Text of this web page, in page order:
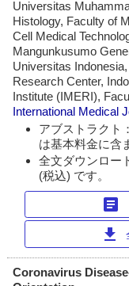
Universitas
Histology, Faculty of
Cell Medical
Mangunkusumo
Universitas
Research Center,
Institute (IMERI),
International Medical
アブストラクト
は基本料金に含
全文ダウンロー
(税込) です。
article
download
Coronavirus